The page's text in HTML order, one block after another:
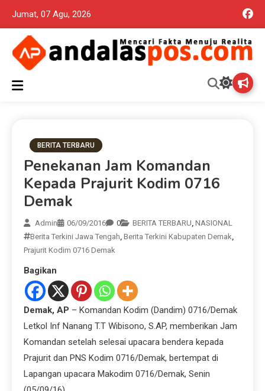
Jumat, 07 Agu, 2026
Andalas Pos Situs Berita
Mencari Fakta Menuju Realita memuat ragam berita aktual dan
terpercaya seputar politik nasional, daerah dan ragam berita
BERITA TERBARU
Penekanan Jam Komandan
Kepada Prajurit Kodim 0716
Demak
Admin 06/09/2016 0 BERITA TERBARU NASIONAL
Berita Terkini Jawa Tengah Berita Terkini Kabupaten Demak
Prajurit Kodim 0716 Demak
Bagikan
Demak, AP – Komandan Kodim (Dandim) 0716/Demak
Letkol Inf Nanang T.T Wibisono, S.AP, memberikan Jam
Komandan setelah selesai upacara bendera kepada
Prajurit dan PNS Kodim 0716/Demak, bertempat di
Lapangan upacara Makodim 0716/Demak, Senin